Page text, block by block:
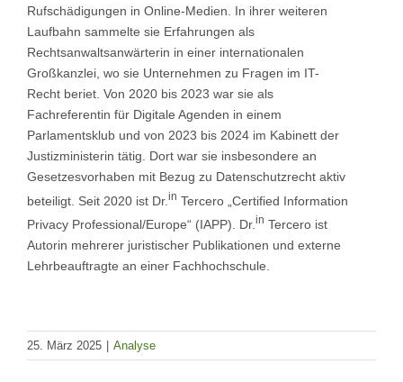
Rufschädigungen in Online-Medien. In ihrer weiteren
Laufbahn sammelte sie Erfahrungen als
Rechtsanwaltsanwärterin in einer internationalen
Großkanzlei, wo sie Unternehmen zu Fragen im IT-
Recht beriet. Von 2020 bis 2023 war sie als
Fachreferentin für Digitale Agenden in einem
Parlamentsklub und von 2023 bis 2024 im Kabinett der
Justizministerin tätig. Dort war sie insbesondere an
Gesetzesvorhaben mit Bezug zu Datenschutzrecht aktiv
beteiligt. Seit 2020 ist Dr. in Tercero „Certified Information
Privacy Professional/Europe“ (IAPP). Dr. in Tercero ist
Autorin mehrerer juristischer Publikationen und externe
Lehrbeauftragte an einer Fachhochschule.
25. März 2025 Analyse